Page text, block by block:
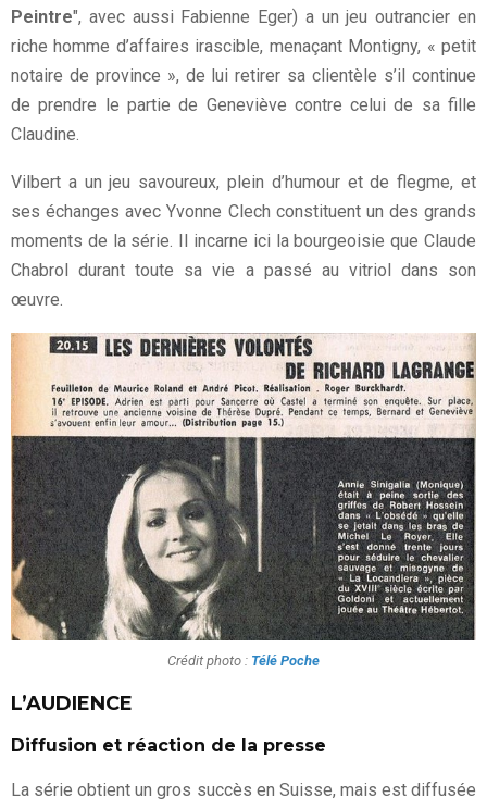
Peintre", avec aussi Fabienne Eger) a un jeu outrancier en
riche homme d’affaires irascible, menaçant Montigny, « petit
notaire de province », de lui retirer sa clientèle s’il continue
de prendre le partie de Geneviève contre celui de sa fille
Claudine.
Vilbert a un jeu savoureux, plein d’humour et de flegme, et
ses échanges avec Yvonne Clech constituent un des grands
moments de la série. Il incarne ici la bourgeoisie que Claude
Chabrol durant toute sa vie a passé au vitriol dans son
œuvre.
Crédit photo : Télé Poche
L’AUDIENCE
Diffusion et réaction de la presse
La série obtient un gros succès en Suisse, mais est diffusée